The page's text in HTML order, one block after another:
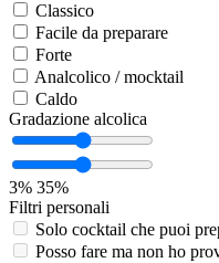
Classico
Facile da preparare
Forte
Analcolico / mocktail
Caldo
Gradazione alcolica
3% 35%
Filtri personali
Solo cocktail che puoi
Posso fare ma non ho